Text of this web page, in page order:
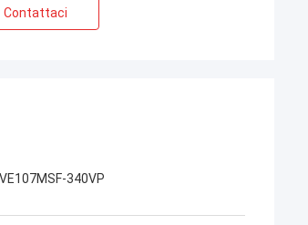
Contattaci